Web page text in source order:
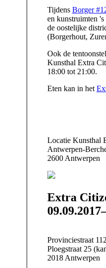
Tijdens Borger
en kunstruimten
de oostelijke
(Borgerhout,
Ook de
Kunsthal Extra
18:00 tot 21:00.
Eten kan in het
LocatieKunsthal
Antwerpen-
2600 Antwerpen
Extra
Provinciestraat
Ploegstraat 25
2018 Antwerpen